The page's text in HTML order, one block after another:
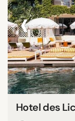
‹
Hotel des